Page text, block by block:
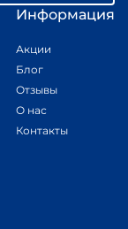
Информация
Акции
Блог
Отзывы
О нас
Контакты